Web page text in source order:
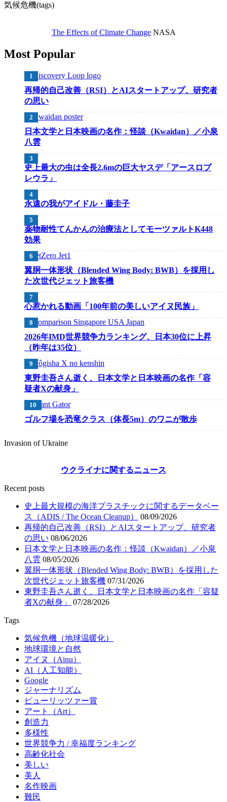
気候危機(tags)
The Effects of Climate ChangeNASA
Most Popular
再帰的自己改善（RSI）とAIスタートアップ、研究者
の思い
日本文学と日本映画の名作：怪談（Kwaidan）／小泉
八雲
史上最大の虫は全長2.6mの巨大ヤスデ「アースロプ
レウラ」
永遠の我がアイドル・藤圭子
薬物耐性てんかんの治療法としてモーツァルトK448
効果
翼胴一体形状（Blended Wing Body: BWB）を採用し
た次世代ジェット旅客機
心惹かれる動画「100年前の美しいアイヌ民族」
2026年IMD世界競争力ランキング、日本30位に上昇
（昨年は35位）
東野圭吾さん逝く、日本文学と日本映画の名作「容
疑者Xの献身」
ゴルフ場を恐竜クラス（体長5m）のワニが散歩
Invasion of Ukraine
ウクライナに関するニュース
Recent posts
史上最大規模の海洋プラスチックに関するデータベー
ス（ADIS / The Ocean Cleanup）
08/09/2026
再帰的自己改善（RSI）とAIスタートアップ、研究者
の思い 08/06/2026
日本文学と日本映画の名作：怪談（Kwaidan）／小泉
八雲 08/05/2026
翼胴一体形状（Blended Wing Body: BWB）を採用した
次世代ジェット旅客機 07/31/2026
東野圭吾さん逝く、日本文学と日本映画の名作「容疑
者Xの献身」
07/28/2026
Tags
気候危機（地球温暖化）
地球環境と自然
アイヌ（Ainu）
AI（人工知能）
Google
ジャーナリズム
ピューリッツァー賞
アート（Art）
創造力
多様性
世界競争力 / 幸福度ランキング
高齢化社会
美しい
美人
名作映画
難民